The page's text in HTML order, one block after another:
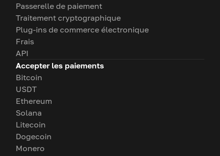
Passerelle de paiement
Traitement cryptographique
Plug-ins de commerce électronique
Frais
API
Accepter les paiements
Bitcoin
USDT
Ethereum
Solana
Litecoin
Dogecoin
Monero